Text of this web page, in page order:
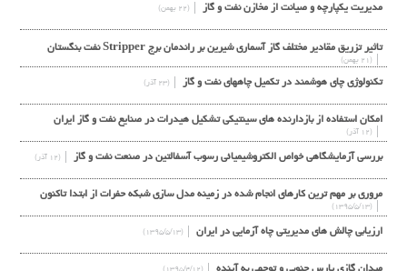
مدیریت یکپارچه و صیانت از مخازن نفت و گاز (۲۲ بهمن)
تاثیر تزریق مقادیر مختلف گاز آسماری شیرین بر راندمان برج Stripper نفت بنگستان
(۲۱ بهمن)
تكنولوژي چاي هوشمند در تكميل چاههاي نفت و گاز (۲۳ آذر)
امکان استفاده از بازدارنده های سینتیکی تشکیل هیدرات در صنایع نفت و گاز ایران
(۱۲ آذر)
بررسي آزمايشگاهي خواص الکتروشيميائي رسوب آسفالتين در صنعت نفت و گاز (۱۲ آذر)
مروری بر مهم ترین کارهای انجام شده در زمینه مدل سازی شبکه حفرات از ابتدا تاکنون
(۱۳۹۵/۵/۱۳)
ارزیابی چالش های مدیریتی چاه آزمایی در ایران (۱۳۹۵/۵/۱۳)
ميدان گازي پارس جنوبي و توجهي به آينده (۱۳۹۵/۴/۱۲)